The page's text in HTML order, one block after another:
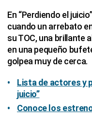
En “Perdiendo el
cuando un arrebato
su TOC, una brillante
en una pequeño
golpea muy de cerca.
Lista de actores y
juicio”
Conoce los